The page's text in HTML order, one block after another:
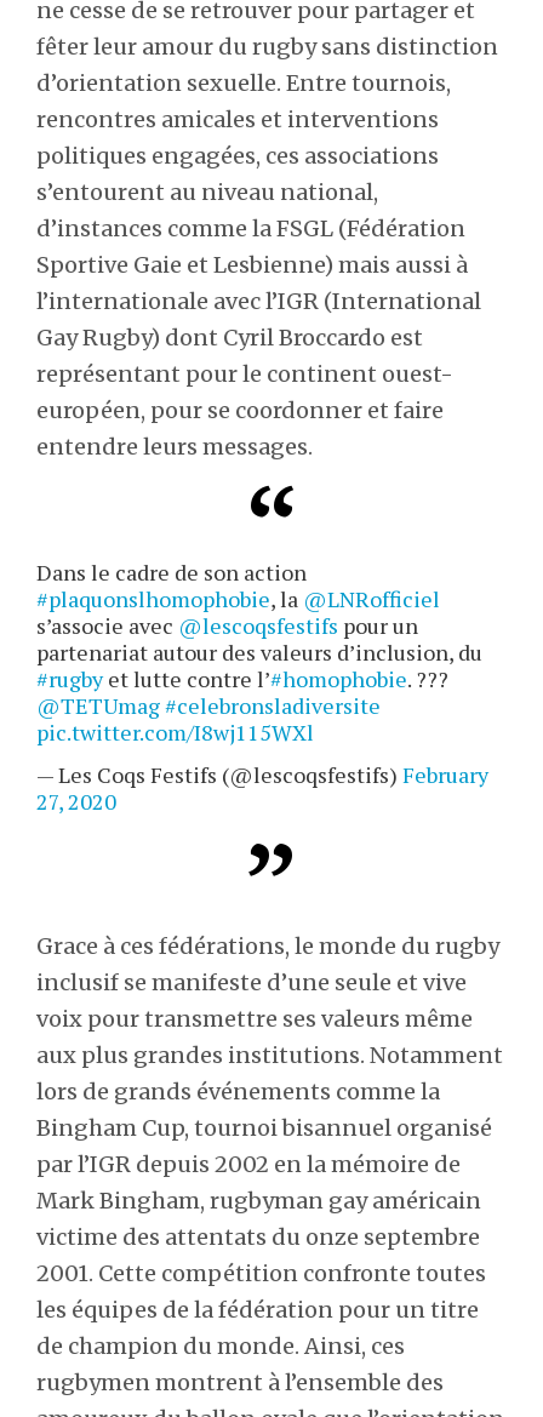
ne cesse de se retrouver pour partager et
fêter leur amour du rugby sans distinction
d’orientation sexuelle. Entre tournois,
rencontres amicales et interventions
politiques engagées, ces associations
s’entourent au niveau national,
d’instances comme la FSGL (Fédération
Sportive Gaie et Lesbienne) mais aussi à
l’internationale avec l’IGR (International
Gay Rugby) dont Cyril Broccardo est
représentant pour le continent ouest-
européen, pour se coordonner et faire
entendre leurs messages.
Dans le cadre de son action
#plaquonslhomophobie, la @LNRofficiel
s’associe avec @lescoqsfestifs pour un
partenariat autour des valeurs d’inclusion, du
#rugbyet lutte contre l’#homophobie. ??️‍?
@TETUmag#celebronsladiversite
pic.twitter.com/I8wj115WXl
— Les Coqs Festifs (@lescoqsfestifs) February
27, 2020
Grace à ces fédérations, le monde du rugby
inclusif se manifeste d’une seule et vive
voix pour transmettre ses valeurs même
aux plus grandes institutions. Notamment
lors de grands événements comme la
Bingham Cup, tournoi bisannuel organisé
par l’IGR depuis 2002 en la mémoire de
Mark Bingham, rugbyman gay américain
victime des attentats du onze septembre
2001. Cette compétition confronte toutes
les équipes de la fédération pour un titre
de champion du monde. Ainsi, ces
rugbymen montrent à l’ensemble des